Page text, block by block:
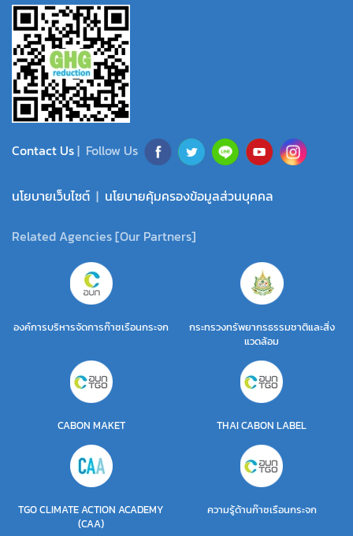
Contact Us| Follow Us
นโยบายเว็บไซต์ | นโยบายคุ้มครองข้อมูลส่วนบุคคล
Related Agencies [Our Partners]
องค์การบริหารจัดการก๊าซเรือนกระจก
กระทรวงทรัพยากรธรรมชาติและสิ่ง
แวดล้อม
CABON MAKET THAI CABON LABEL
TGO CLIMATE ACTION ACADEMY
(CAA)
ความรู้ด้านก๊าซเรือนกระจก